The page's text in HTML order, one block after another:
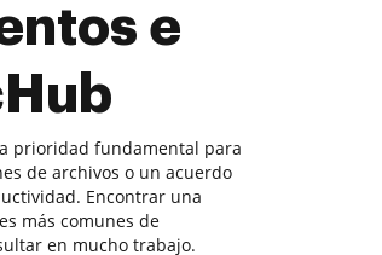
e
prioridad fundamental para
de archivos o un acuerdo
Encontrar una
más comunes de
en mucho trabajo.